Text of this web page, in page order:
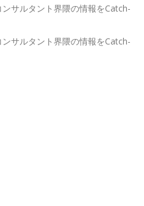
サルタント界隈の情報をCatch-
サルタント界隈の情報をCatch-